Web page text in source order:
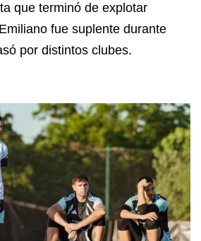
que terminó de explotar
fue suplente durante
por distintos clubes.